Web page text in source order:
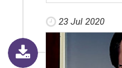
23 Jul 2020